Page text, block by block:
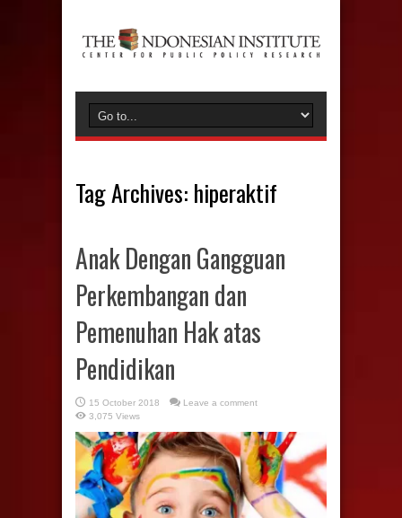
Tag Archives: hiperaktif
Anak Dengan Gangguan
Perkembangan dan
Pemenuhan Hak atas
Pendidikan
15 October 2018
Leave a comment
3,075 Views